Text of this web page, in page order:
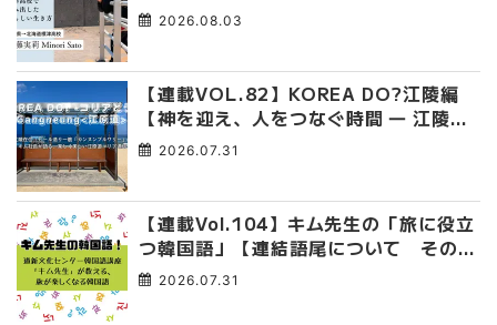
み出した、私らしい生き方
2026.08.03
【連載VOL.82】KOREA DO?江陵編
【神を迎え、人をつなぐ時間 ― 江陵端
午祭 】
2026.07.31
【連載Vol.104】キム先生の「旅に役立
つ韓国語」【連結語尾について その
4】2026.07.31